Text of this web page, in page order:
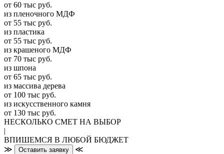
от 60 тыс руб.
из пленочного МДФ
от 55 тыс руб.
из пластика
от 55 тыс руб.
из крашеного МДФ
от 70 тыс руб.
из шпона
от 65 тыс руб.
из массива дерева
от 100 тыс руб.
из искусcтвенного камня
от 130 тыс руб.
НЕСКОЛЬКО СМЕТ НА ВЫБОР
|
ВПИШЕМСЯ В ЛЮБОЙ БЮДЖЕТ
≫
Оставить заявку ≪